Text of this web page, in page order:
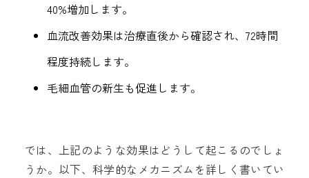
40%増加します。
血流改善効果は治療直後から確認され、72時間
程度持続します。
毛細血管の新生も促進します。
では、上記のような効果はどうして起こるのでしょ
うか。以下、科学的なメカニズムを詳しく書いてい